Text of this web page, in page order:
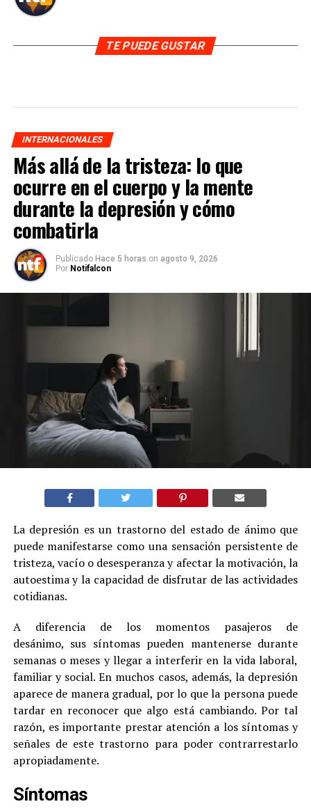
TE PUEDE GUSTAR
INTERNACIONALES
Más allá de la tristeza: lo que
ocurre en el cuerpo y la mente
durante la depresión y cómo
combatirla
Publicado Hace 5 horas on agosto 9, 2026
Por Notifalcon
La depresión es un trastorno del estado de ánimo que
puede manifestarse como una sensación persistente de
tristeza, vacío o desesperanza y afectar la motivación, la
autoestima y la capacidad de disfrutar de las actividades
cotidianas.
A diferencia de los momentos pasajeros de
desánimo, sus síntomas pueden mantenerse durante
semanas o meses y llegar a interferir en la vida laboral,
familiar y social. En muchos casos, además, la depresión
aparece de manera gradual, por lo que la persona puede
tardar en reconocer que algo está cambiando. Por tal
razón, es importante prestar atención a los síntomas y
señales de este trastorno para poder contrarrestarlo
apropiadamente.
Síntomas